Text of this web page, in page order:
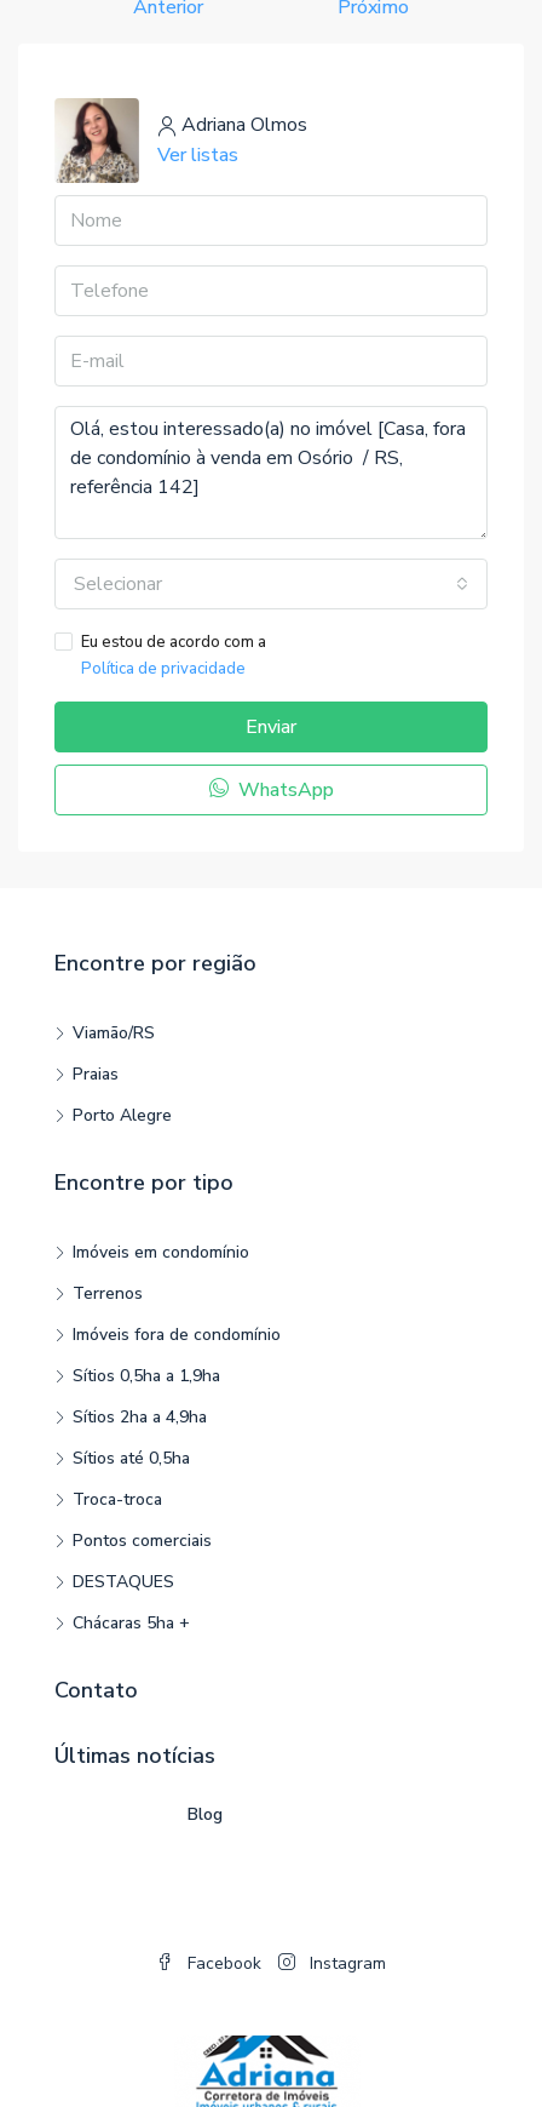
Anterior Próximo
Adriana Olmos
Ver listas
Selecionar
Eu estou de acordo com a
Política de privacidade
Enviar
WhatsApp
Encontre por região
Viamão/RS
Praias
Porto Alegre
Encontre por tipo
Imóveis em condomínio
Terrenos
Imóveis fora de condomínio
Sítios 0,5ha a 1,9ha
Sítios 2ha a 4,9ha
Sítios até 0,5ha
Troca-troca
Pontos comerciais
DESTAQUES
Chácaras 5ha +
Contato
Últimas notícias
Blog
Facebook Instagram